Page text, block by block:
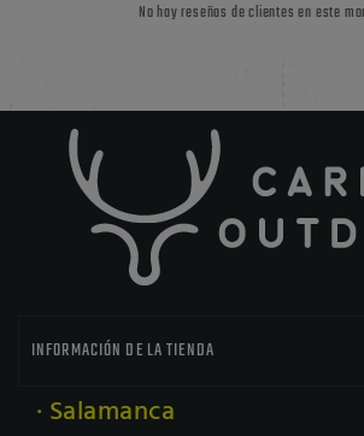
No hay reseñas de clientes en este
INFORMACIÓN DE LA TIENDA
· Salamanca